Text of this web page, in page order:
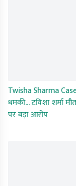
Twisha Sharma
धमकी... टविशा शर्मा
पर बड़ा आरोप